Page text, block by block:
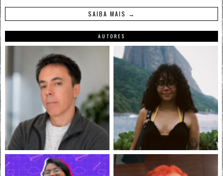
SAIBA MAIS →
AUTORES